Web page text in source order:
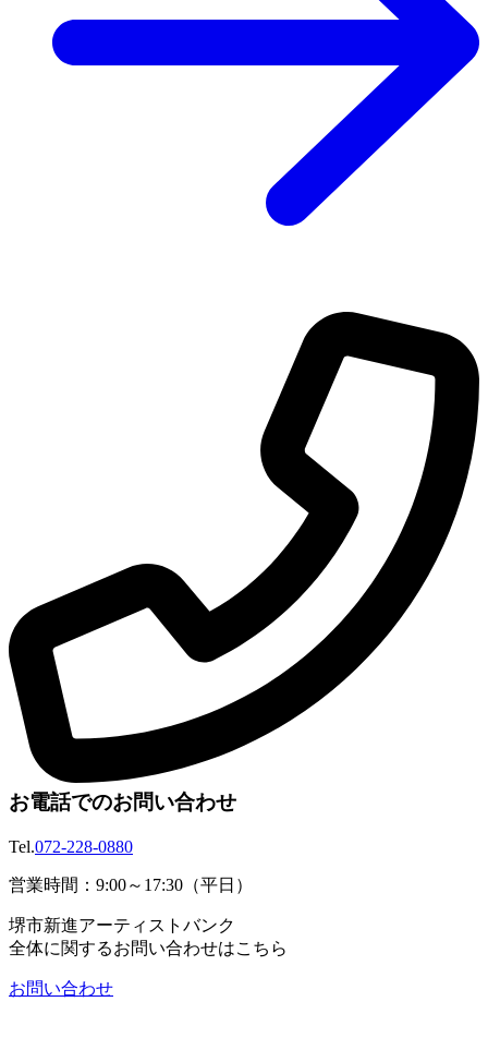
お電話でのお問い合わせ
Tel.072-228-0880
営業時間：9:00～17:30（平日）
堺市新進アーティストバンク
全体に関するお問い合わせはこちら
お問い合わせ